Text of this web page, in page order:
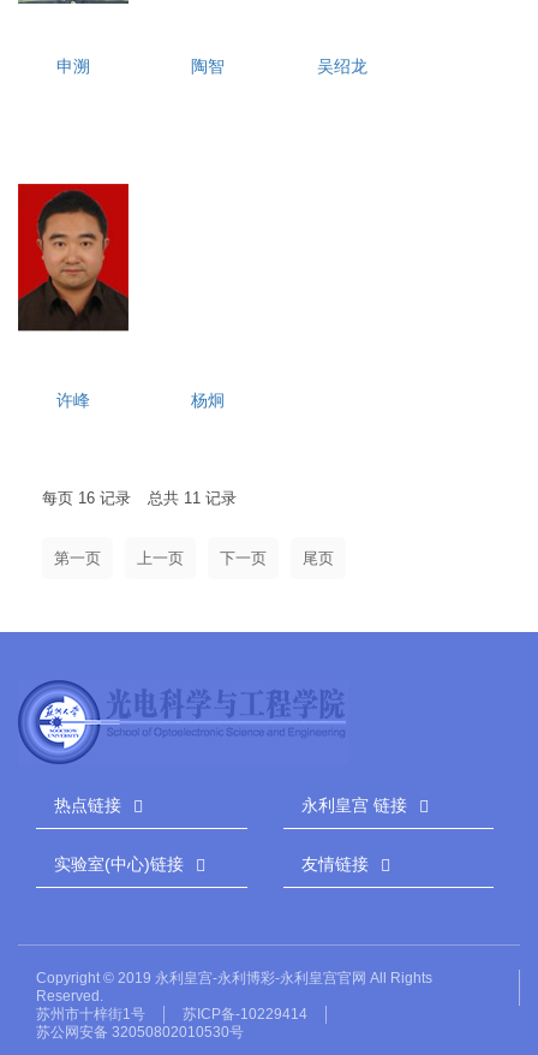
申溯 陶智 吴绍龙
许峰 杨炯
每页 16 记录 总共 11 记录
第一页 尾页
热点链接 永利皇宫 链接
实验室(中心)链接 友情链接
Copyright © 2019 永利皇宫-永利博彩-永利皇宫官网 All Rights
Reserved.
苏州市十梓街1号
苏ICP备-10229414
苏公网安备 32050802010530号